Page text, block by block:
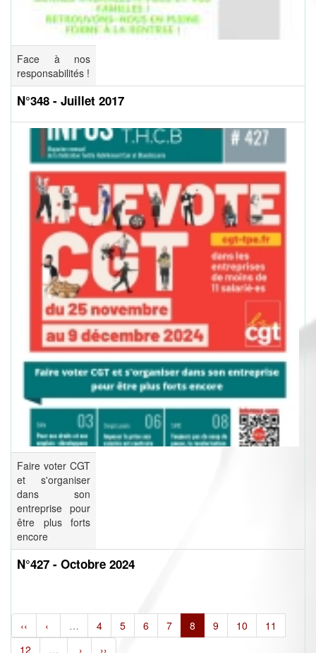
Face à nos
responsabilités !
N°348 - Juillet 2017
Faire voter CGT
et s'organiser
dans son
entreprise pour
être plus forts
encore
N°427 - Octobre 2024
‹‹ ‹ … 4 5 6 7 8 9 10
11
12
… › ››